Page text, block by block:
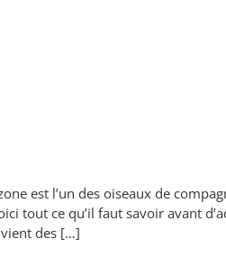
est l’un des oiseaux de
tout ce qu’il faut savoir avant
vient des […]